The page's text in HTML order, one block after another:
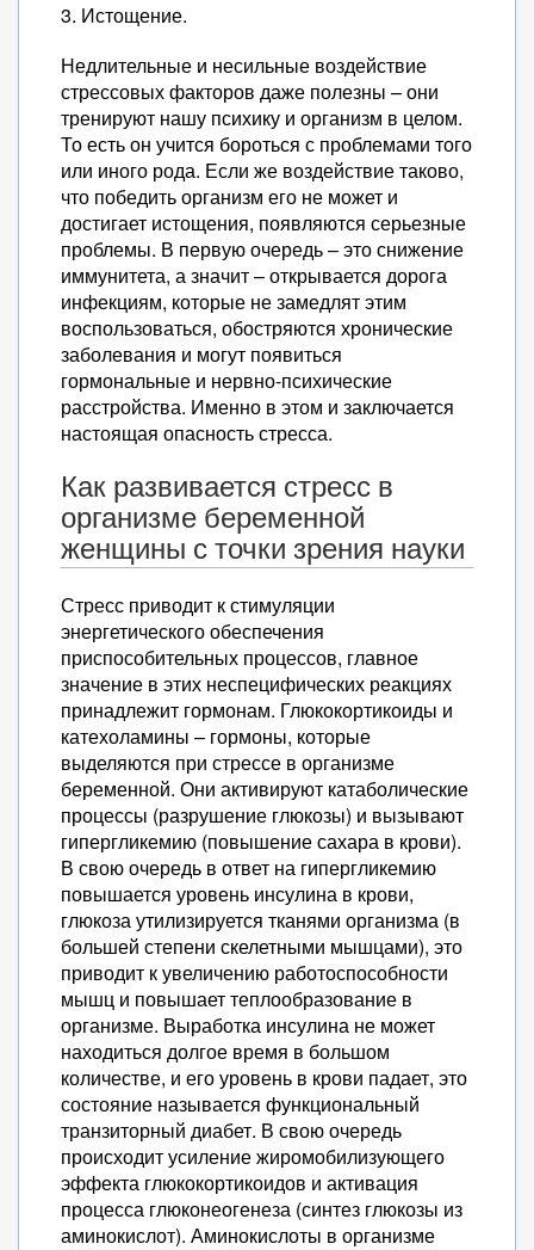
3. Истощение.
Недлительные и несильные воздействие
стрессовых факторов даже полезны – они
тренируют нашу психику и организм в целом.
То есть он учится бороться с проблемами того
или иного рода. Если же воздействие таково,
что победить организм его не может и
достигает истощения, появляются серьезные
проблемы. В первую очередь – это снижение
иммунитета, а значит – открывается дорога
инфекциям, которые не замедлят этим
воспользоваться, обостряются хронические
заболевания и могут появиться
гормональные и нервно-психические
расстройства. Именно в этом и заключается
настоящая опасность стресса.
Как развивается стресс в
организме беременной
женщины с точки зрения науки
Стресс приводит к стимуляции
энергетического обеспечения
приспособительных процессов, главное
значение в этих неспецифических реакциях
принадлежит гормонам. Глюкокортикоиды и
катехоламины – гормоны, которые
выделяются при стрессе в организме
беременной. Они активируют катаболические
процессы (разрушение глюкозы) и вызывают
гипергликемию (повышение сахара в крови).
В свою очередь в ответ на гипергликемию
повышается уровень инсулина в крови,
глюкоза утилизируется тканями организма (в
большей степени скелетными мышцами), это
приводит к увеличению работоспособности
мышц и повышает теплообразование в
организме. Выработка инсулина не может
находиться долгое время в большом
количестве, и его уровень в крови падает, это
состояние называется функциональный
транзиторный диабет. В свою очередь
происходит усиление жиромобилизующего
эффекта глюкокортикоидов и активация
процесса глюконеогенеза (синтез глюкозы из
аминокислот). Аминокислоты в организме